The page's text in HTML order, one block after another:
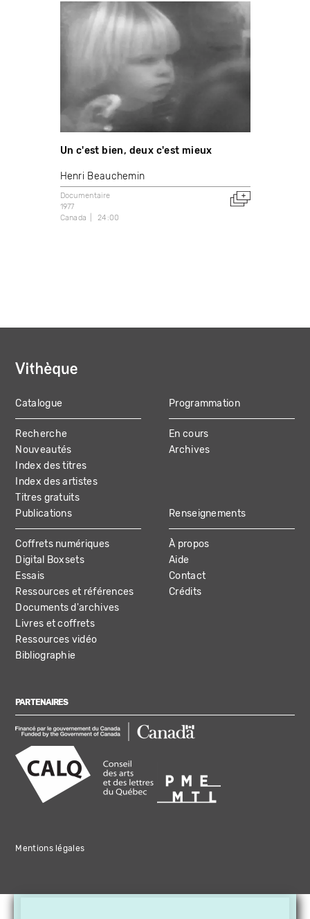
Un c'est bien, deux c'est mieux
Henri Beauchemin
Documentaire
1977
Canada
24:00
MAIN
NAVIGATION
Catalogue
Recherche
Nouveautés
Index des titres
Index des artistes
Titres gratuits
Programmation
En cours
Archives
Publications
Coffrets numériques
Digital Boxsets
Essais
Ressources et références
Documents d'archives
Livres et coffrets
Ressources vidéo
Bibliographie
Renseignements
À propos
Aide
Contact
Crédits
PARTENAIRES
Mentions légales